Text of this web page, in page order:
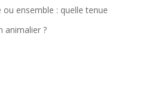
ou ensemble : quelle tenue
animalier ?